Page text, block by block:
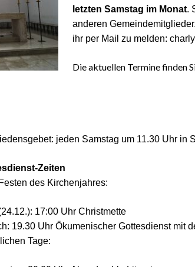
letzten Samstag im Monat.
anderen
ihr per Mail zu melden:
Die aktuellen Termine finden
jeden Samstag um 11.30 Uhr in
Zeiten
des Kirchenjahres:
17:00 Uhr Christmette
19.30 Uhr Ökumenischer Gottesdienst mit
Tage: